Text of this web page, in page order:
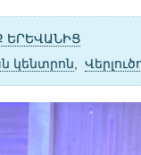
ԵՐԵՎԱՆԻՑ
կենտրոն